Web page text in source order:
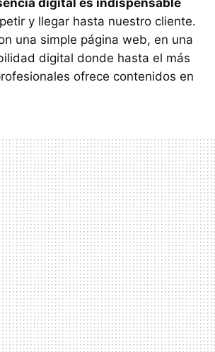
y llegar hasta nuestro cliente.
una simple página web, en una
digital donde hasta el más
ofrece contenidos en